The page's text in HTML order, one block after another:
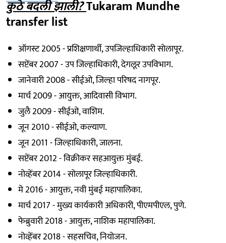
कुठे बदली झाली?Tukaram Mundhe
transfer list
ऑगस्ट 2005 - प्रशिक्षणार्थी, उपजिल्हाधिकारी सोलापूर.
सप्टेंबर 2007 - उप जिल्हाधिकारी, देगलूर उपविभाग.
जानेवारी 2008 - सीईओ, जिल्हा परिषद नागपूर.
मार्च 2009 - आयुक्त, आदिवासी विभाग.
जुलै 2009 - सीईओ, वाशिम.
जून 2010 - सीईओ, कल्याण.
जून 2011 - जिल्हाधिकारी, जालना.
सप्टेंबर 2012 - विक्रीकर सहआयुक्त मुंबई.
नोव्हेंबर 2014 - सोलापूर जिल्हाधिकारी.
मे 2016 - आयुक्त, नवी मुंबई महापालिका.
मार्च 2017 - मुख्य कार्यकारी अधिकारी, पीएमपीएल, पुणे.
फेब्रुवारी 2018 - आयुक्त, नाशिक महापालिका.
नोव्हेंबर 2018 - सहसचिव, नियोजन.